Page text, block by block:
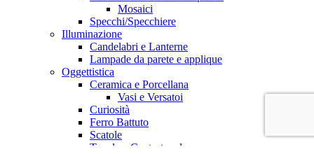
Mosaici
Specchi/Specchiere
Illuminazione
Candelabri e Lanterne
Lampade da parete e applique
Oggettistica
Ceramica e Porcellana
Vasi e Versatoi
Curiosità
Ferro Battuto
Scatole
Tavola e Centrotavola